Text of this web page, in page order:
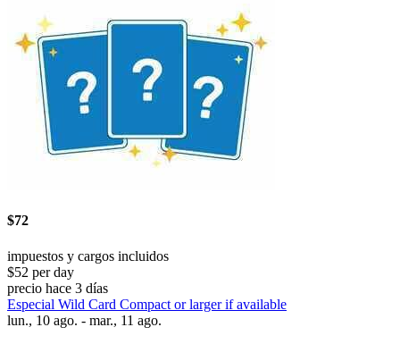
$72
impuestos y cargos incluidos
$52 per day
precio hace 3 días
Especial Wild Card Compact or larger if available
lun., 10 ago. - mar., 11 ago.